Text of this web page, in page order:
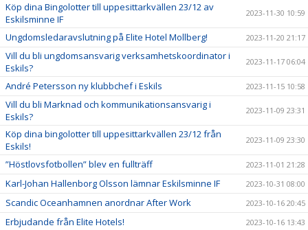
Köp dina Bingolotter till uppesittarkvällen 23/12 av
Eskilsminne IF
2023-11-30 10:59
Ungdomsledaravslutning på Elite Hotel Mollberg! 2023-11-20 21:17
Vill du bli ungdomsansvarig verksamhetskoordinator i
Eskils?
2023-11-17 06:04
André Petersson ny klubbchef i Eskils 2023-11-15 10:58
Vill du bli Marknad och kommunikationsansvarig i
Eskils?
2023-11-09 23:31
Köp dina bingolotter till uppesittarkvällen 23/12 från
Eskils!
2023-11-09 23:30
”Höstlovsfotbollen” blev en fullträff 2023-11-01 21:28
Karl-Johan Hallenborg Olsson lämnar Eskilsminne IF 2023-10-31 08:00
Scandic Oceanhamnen anordnar After Work 2023-10-16 20:45
Erbjudande från Elite Hotels! 2023-10-16 13:43